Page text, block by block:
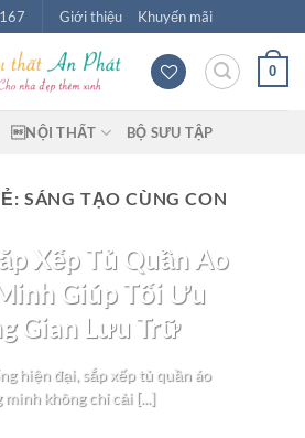
Giới thiệu Khuyến mãi
0
NỘI THẤT BỘ SƯU TẬP
SÁNG TẠO CÙNG CON
Xếp Tủ Quần Áo
Giúp Tối Ưu
Gian Lưu Trữ
hiện đại, sắp xếp tủ quần áo
minh không chỉ cải [...]